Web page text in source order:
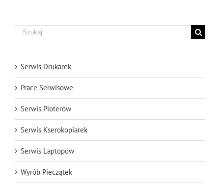
Szukaj
Serwis Drukarek
Prace Serwisowe
Serwis Ploterów
Serwis Kserokopiarek
Serwis Laptopów
Wyrób Pieczątek